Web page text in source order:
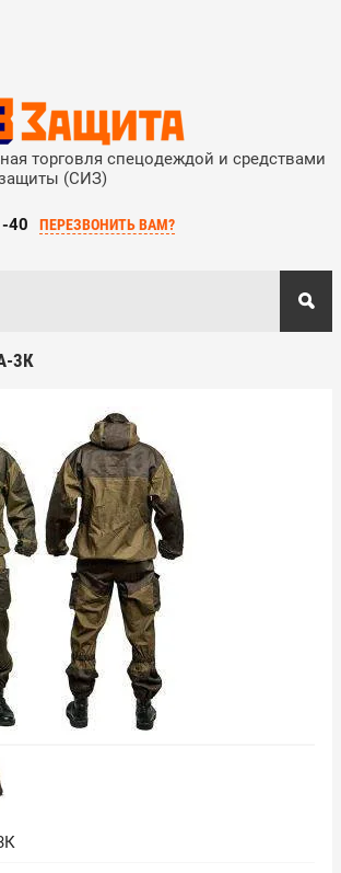
торговля спецодеждой и средствами
(СИЗ)
40 ПЕРЕЗВОНИТЬ ВАМ?
3К